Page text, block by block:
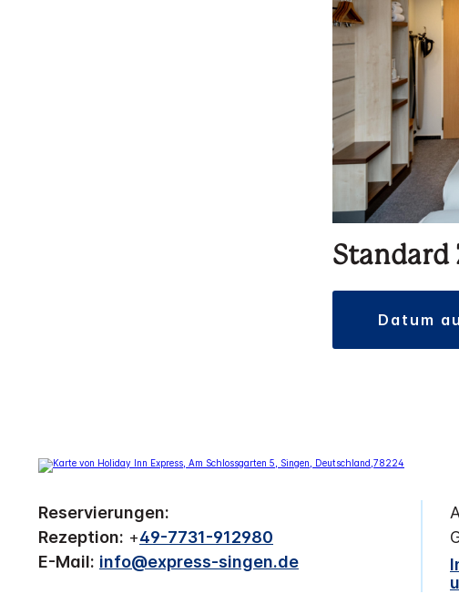
Standard
datum
Reservierungen:
Rezeption: +49-7731-912980
E-Mail: info@express-singen.de